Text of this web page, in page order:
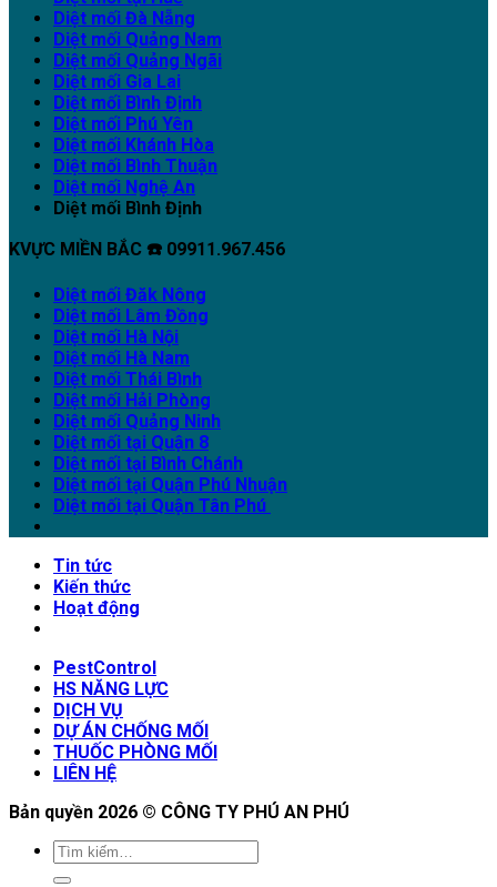
Diệt mối Đà Nẵng
Diệt mối Quảng Nam
Diệt mối Quảng Ngãi
Diệt mối Gia Lai
Diệt mối Bình Định
Diệt mối Phú Yên
Diệt mối Khánh Hòa
Diệt mối Bình Thuận
Diệt mối Nghệ An
Diệt mối Bình Định
KVỰC MIỀN BẮC ☎️ 09911.967.456
Diệt mối Đăk Nông
Diệt mối Lâm Đồng
Diệt mối Hà Nội
Diệt mối Hà Nam
Diệt mối Thái Bình
Diệt mối Hải Phòng
Diệt mối Quảng Ninh
Diệt mối tại Quận 8
Diệt mối tại Bình Chánh
Diệt mối tại Quận Phú Nhuận
Diệt mối tại Quận Tân Phú
Tin tức
Kiến thức
Hoạt động
PestControl
HS NĂNG LỰC
DỊCH VỤ
DỰ ÁN CHỐNG MỐI
THUỐC PHÒNG MỐI
LIÊN HỆ
Bản quyền 2026 © CÔNG TY PHÚ AN PHÚ